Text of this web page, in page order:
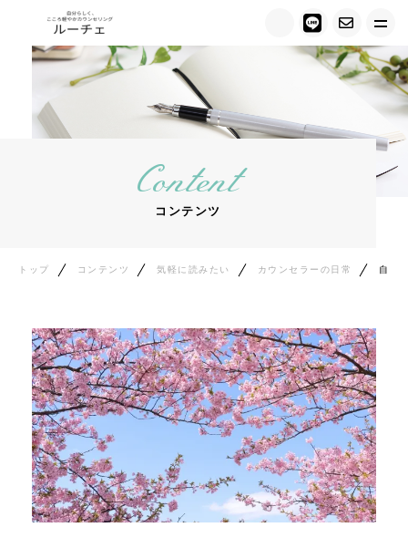
トップ
ルーチェについて
キャンペーン情報
カウンセラー紹介
ご相談の流れ
料金について
コンテンツ
ニュース
Content
コンテンツ
トップ コンテンツ 気軽に読みたい カウンセラーの日常